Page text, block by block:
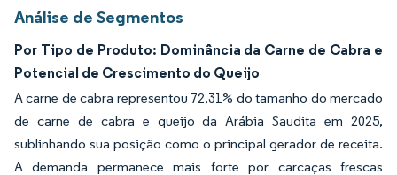
Análise de Segmentos
Por Tipo de Produto: Dominância da Carne de Cabra e
Potencial de Crescimento do Queijo
A carne de cabra representou 72,31% do tamanho do mercado
de carne de cabra e queijo da Arábia Saudita em 2025,
sublinhando sua posição como o principal gerador de receita.
A demanda permanece mais forte por carcaças frescas